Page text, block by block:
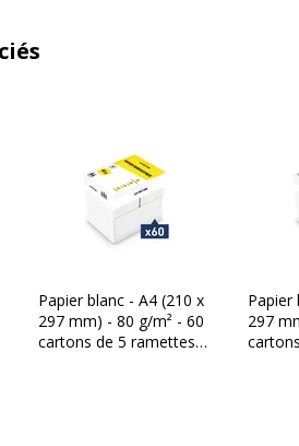
Papier blanc - A4 (210 x
297 mm) - 80 g/m² - 60
cartons de 5 ramettes -
Papier
297